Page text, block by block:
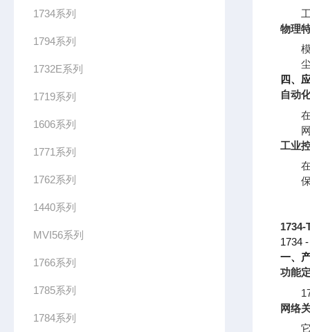
1734系列
1794系列
1732E系列
1719系列
1606系列
1771系列
1762系列
1440系列
MVI56系列
1766系列
1785系列
1784系列
物理
四、
自动
工业
1734
一、
功能
网络